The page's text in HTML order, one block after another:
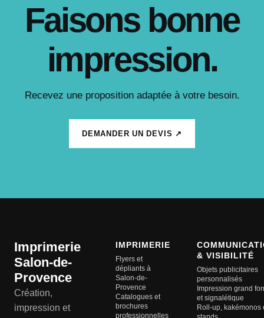
Faisons bonne
impression.
Recevez une proposition adaptée à votre besoin.
DEMANDER UN DEVIS ↗
Imprimerie
Salon-de-
Provence
Création,
impression et
IMPRIMERIE
Flyers et
dépliants à
Salon-de-
Provence
Catalogues et
brochures
professionnelles
& VISIBILITÉ
Objets publicitaires
personnalisés
Impression grand
et signalétique
Roll-up, kakémonos